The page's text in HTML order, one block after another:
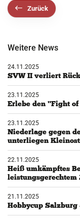
Zurück
Weitere News
24.11.2025
SVW II verliert
23.11.2025
Erlebe den "Fight
23.11.2025
Niederlage gegen
unterliegen
22.11.2025
Heiß umkämpftes
leistungsgerechtem
21.11.2025
Hobbycup Salzburg